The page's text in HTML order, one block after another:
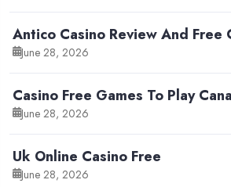
Antico Casino Review And Free
June 28, 2026
Casino Free Games To Play
June 28, 2026
Uk Online Casino Free
June 28, 2026